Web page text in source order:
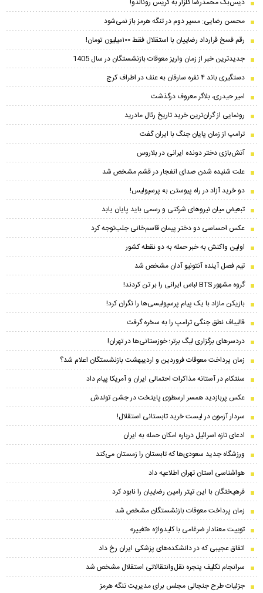
دیس‌بک محمدرضا گلزار به کریس رونالدو!
محسن رضایی: مسیر دوم در تنگه هرمز باز نمی‌شود
رقم فسخ قرارداد رضاییان با استقلال فقط ۱۰۰میلیون تومان!
جدیدترین خبر از زمان واریز معوقات بازنشستگان در سال 1405
دستگیری باند ۴ نفره سارقان به عنف در اطراف کرج
امیر حیدری، بلاگر معروف درگذشت
رونمایی از گران‌ترین خرید تاریخ رئال مادرید
ترامپ از زمان پایان جنگ با ایران گفت
آتش‌بازی دختر دونده ایرانی در بلاروس
علت شنیده شدن صدای انفجار در قشم مشخص شد
دو خرید آزاد در راه پیوستن به پرسپولیس!
تبعیض میان نیروهای شرکتی و رسمی باید پایان یابد
عکس احساسی دو دختر پیمان‌ قاسم‌خانی جلب‌توجه کرد
اولین واکنش به خبر حمله به دو نقطه کشور
تیم فصل آینده آنتونیو آدان مشخص شد
گروه مشهور BTS لباس ایرانی را بر تن کردند!
بازیکن مازاد با یک پیام پرسپولیسی‌ها را نگران کرد!
قالیباف نطق جنگی ترامپ را به سخره گرفت
دردسرهای برگزاری لیگ برتر؛ خوزستانی‌ها در تهران!
زمان پرداخت معوقات فروردین و اردیبهشت بازنشستگان اعلام شد؟
سنتکام در آستانه مذاکرات احتمالی ایران و آمریکا پیام داد
عکس پربازدید همسر ارسطوی پایتخت در جشن تولدش
سردار آزمون در لیست خرید تابستانی استقلال!
ادعای تازه اسرائیل درباره امکان حمله به ایران
ورزشگاه جدید سعودی‌ها که تابستان را زمستان می‌کند
هواشناسی استان تهران اطلاعیه داد
فرهیختگان با این تیتر رامین رضاییان را نابود کرد
زمان پرداخت معوقات بازنشستگان مشخص شد
توییت معنادار ضرغامی با کلیدواژه «تغییر»
اتفاق عجیبی که در دانشکده‌های پزشکی ایران رخ داد
سرانجام تکلیف پنجره نقل‌وانتقالاتی استقلال مشخص شد
جزئیات طرح جنجالی مجلس برای مدیریت تنگه هرمز